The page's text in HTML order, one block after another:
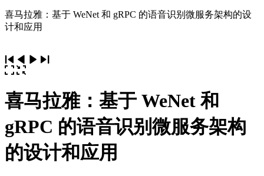
喜马拉雅：基于 WeNet 和 gRPC 的语音识别微服务架构的设
计和应用
喜马拉雅：基于 WeNet 和
gRPC 的语音识别微服务架构
的设计和应用